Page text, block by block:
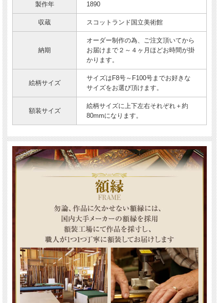
製作年 1890
収蔵 スコットランド国立美術館
納期
オーダー制作の為、ご注文頂いてから
お届けまで２～４ヶ月ほどお時間が掛
かります。
絵柄サイズ
サイズはF8号～F100号までお好きな
サイズをお選び頂けます。
額装サイズ
絵柄サイズに上下左右それぞれ＋約
80mmになります。